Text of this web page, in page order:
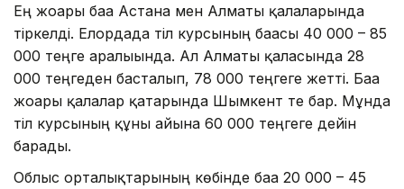
Ең жоғары баға Астана мен Алматы қалаларында
тіркелді. Елордада тіл курсының бағасы 40 000 – 85
000 теңге аралығында. Ал Алматы қаласында 28
000 теңгеден басталып, 78 000 теңгеге жетті. Баға
жоғары қалалар қатарында Шымкент те бар. Мұнда
тіл курсының құны айына 60 000 теңгеге дейін
барады.
Облыс орталықтарының көбінде баға 20 000 – 45